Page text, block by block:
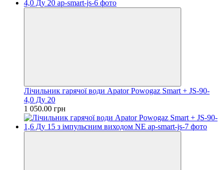
Лічильник гарячої води Apator Powogaz Smart + JS-90-
4,0 Ду 20
1 050.00 грн